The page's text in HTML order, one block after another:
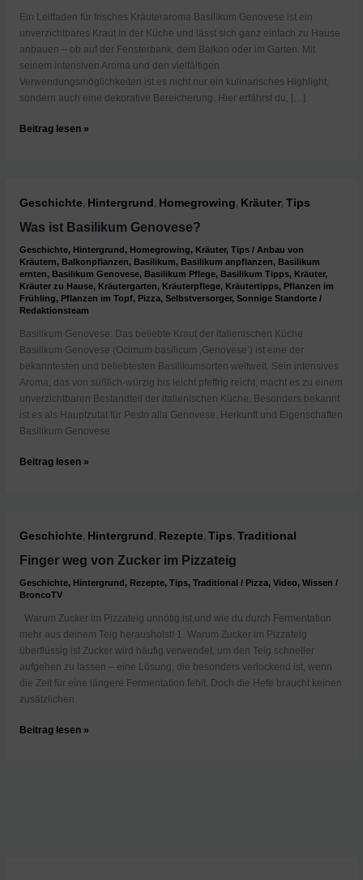
Ein Leitfaden für frisches Kräuteraroma Basilikum Genovese ist ein
unverzichtbares Kraut in der Küche und lässt sich ganz einfach zu Hause
anbauen – ob auf der Fensterbank, dem Balkon oder im Garten. Mit
seinem intensiven Aroma und den vielfältigen
Verwendungsmöglichkeiten ist es nicht nur ein kulinarisches Highlight,
sondern auch eine dekorative Bereicherung. Hier erfährst du, […]
Basilikum
Beitrag lesen »
Geschichte, Hintergrund, Homegrowing, Kräuter,Tips
Was ist Basilikum Genovese?
Geschichte, Hintergrund, Homegrowing, Kräuter,Tips / Anbau von
Kräutern, Balkonpflanzen, Basilikum, Basilikum anpflanzen, Basilikum
ernten, Basilikum Genovese, Basilikum Pflege, Basilikum Tipps, Kräuter,
Kräuter zu Hause, Kräutergarten, Kräuterpflege, Kräutertipps, Pflanzen im
Frühling, Pflanzen im Topf, Pizza,Selbstversorger,Sonnige Standorte /
Redaktionsteam
Basilikum Genovese: Das beliebte Kraut der italienischen Küche
Basilikum Genovese (Ocimum basilicum ‚Genovese‘) ist eine der
bekanntesten und beliebtesten Basilikumsorten weltweit. Sein intensives
Aroma, das von süßlich-würzig bis leicht pfeffrig reicht, macht es zu einem
unverzichtbaren Bestandteil der italienischen Küche. Besonders bekannt
ist es als Hauptzutat für Pesto alla Genovese. Herkunft und Eigenschaften
Basilikum Genovese
Was
Beitrag lesen »
Geschichte, Hintergrund, Rezepte,Tips,Traditional
Finger weg von Zucker im Pizzateig
Geschichte, Hintergrund, Rezepte,Tips,Traditional / Pizza,Video,Wissen /
BroncoTV
Warum Zucker im Pizzateig unnötig ist,und wie du durch Fermentation
mehr aus deinem Teig herausholst! 1. Warum Zucker im Pizzateig
überflüssig ist Zucker wird häufig verwendet, um den Teig schneller
aufgehen zu lassen – eine Lösung, die besonders verlockend ist, wenn
die Zeit für eine längere Fermentation fehlt. Doch die Hefe braucht keinen
zusätzlichen
Finger
Beitrag lesen »